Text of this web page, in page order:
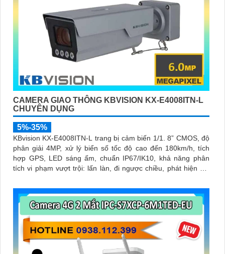
CAMERA GIAO THÔNG KBVISION KX-E4008ITN-L
CHUYÊN DỤNG
5%-35%
KBvision KX-E4008ITN-L trang bị cảm biến 1/1. 8” CMOS, độ
phân giải 4MP, xử lý biển số tốc độ cao đến 180km/h, tích
hợp GPS, LED sáng ấm, chuẩn IP67/IK10, khả năng phân
tích vi phạm vượt trội: lấn làn, đi ngược chiều, phát hiện kẹt